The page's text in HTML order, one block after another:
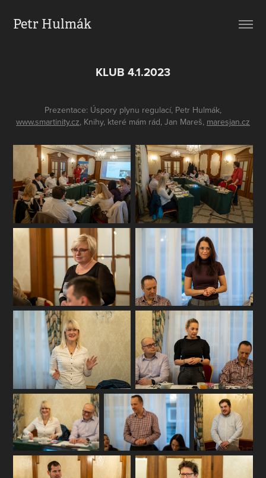
Petr Hulmák
KLUB 4.1.2023
Prezentace: Úspory plynu regulací, Petr Hulmák,
www.smartinity.cz, Knihy, které mám rád, Jan Mareš, maresjan.cz